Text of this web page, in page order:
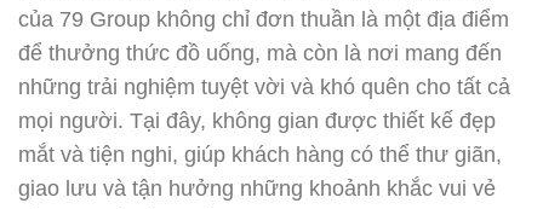
của 79 Group không chỉ đơn thuần là một địa điểm
để thưởng thức đồ uống, mà còn là nơi mang đến
những trải nghiệm tuyệt vời và khó quên cho tất cả
mọi người. Tại đây, không gian được thiết kế đẹp
mắt và tiện nghi, giúp khách hàng có thể thư giãn,
giao lưu và tận hưởng những khoảnh khắc vui vẻ